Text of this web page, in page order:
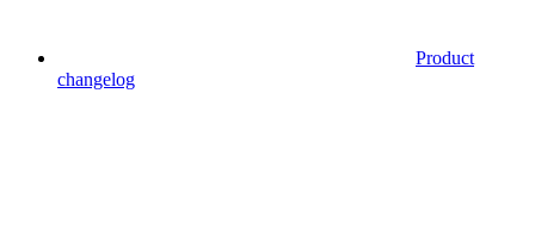
Product
changelog